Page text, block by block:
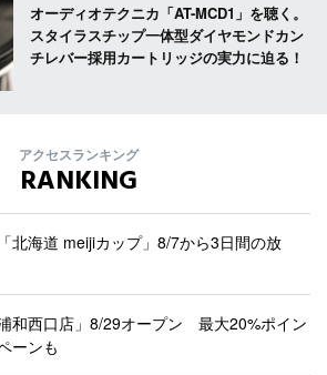
オーディオテクニカ「AT-MCD1」を聴く。
スタイラスチップ一体型ダイヤモンドカン
チレバー採用カートリッジの実力に迫る！
アクセスランキング
RANKING
北海道 meijiカップ」8/7から3日間の放
浦和西口店」8/29オープン 最大20%ポイン
ーンも